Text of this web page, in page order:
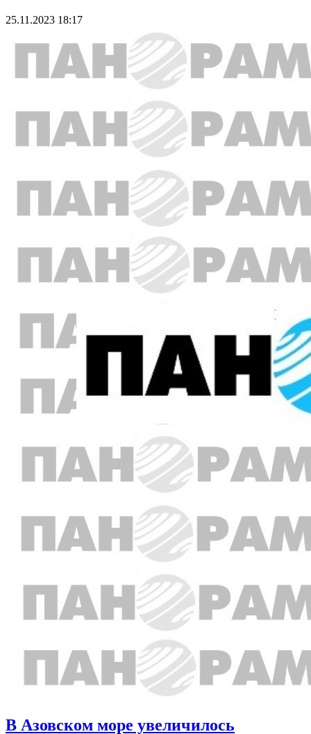
25.11.2023 18:17
В Азовском море увеличилось